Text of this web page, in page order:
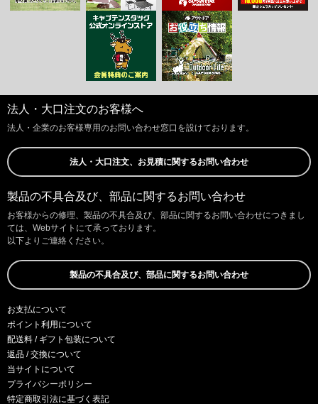
法人・大口注文のお客様へ
法人・企業のお客様専用のお問い合わせ窓口を設けております。
法人・大口注文、お見積に関するお問い合わせ
製品の不具合及び、部品に関するお問い合わせ
お客様からの修理、製品の不具合及び、部品に関するお問い合わせにつきまし
ては、Webサイトにて承っております。
以下よりご連絡ください。
製品の不具合及び、部品に関するお問い合わせ
お支払について
ポイント利用について
配送料 / ギフト包装について
返品 / 交換について
当サイトについて
プライバシーポリシー
特定商取引法に基づく表記